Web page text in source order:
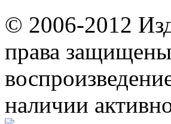
© 2006-2012
права
наличии